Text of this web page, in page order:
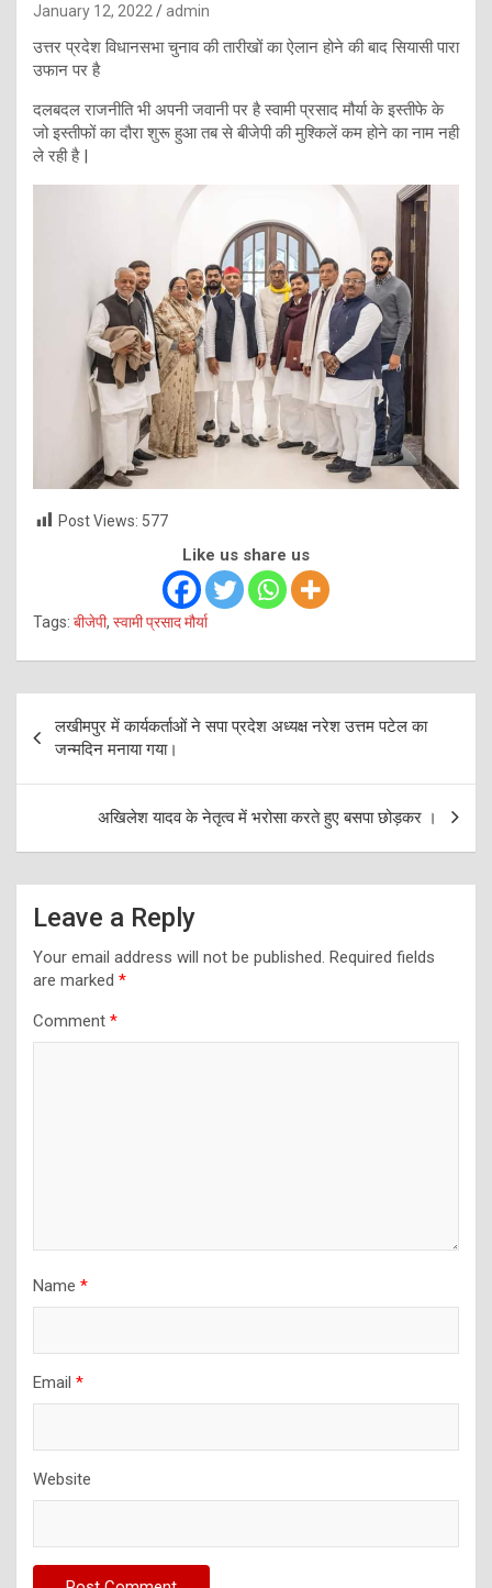
January 12, 2022 admin
उत्तर प्रदेश विधानसभा चुनाव की तारीखों का ऐलान होने की बाद सियासी पारा
उफान पर है
दलबदल राजनीति भी अपनी जवानी पर है स्वामी प्रसाद मौर्या के इस्तीफे के
जो इस्तीफों का दौरा शुरू हुआ तब से बीजेपी की मुश्किलें कम होने का नाम नही
ले रही है |
Post Views: 577
Like us share us
Tags: बीजेपी, स्वामी प्रसाद मौर्या
navigation
लखीमपुर में कार्यकर्ताओं ने सपा प्रदेश अध्यक्ष नरेश उत्तम पटेल का
जन्मदिन मनाया गया।
अखिलेश यादव के नेतृत्व में भरोसा करते हुए बसपा छोड़कर ।
Leave a Reply
Your email address will not be published. Required fields
are marked *
Comment *
Name *
Email *
Website